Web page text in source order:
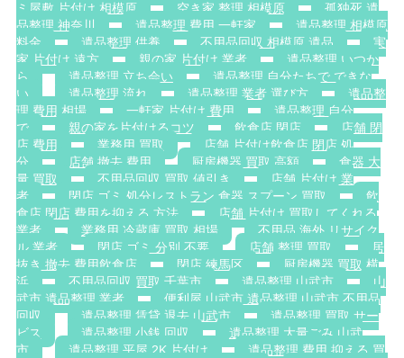
ミ屋敷 片付け 相模原
空き家 整理 相模原
孤独死 遺
品整理 神奈川
遺品整理 費用 一軒家
遺品整理 相模原
料金
遺品整理 供養 不用品回収 相模原 遺品
実
家 片付け 遠方
親の家 片付け 業者
遺品整理 いつか
ら
遺品整理 立ち会い
遺品整理 自分たちで できな
い
遺品整理 流れ 遺品整理 業者 選び方
遺品整
理 費用 相場
一軒家 片付け 費用
遺品整理 自分
で
親の家を片付けるコツ 飲食店 閉店
店舗 閉
店 費用
業務用 買取
店舗 片付け飲食店 閉店 処
分
店舗 撤去 費用 厨房機器 買取 高額
食器 大
量 買取
不用品回収 買取 値引き
店舗 片付け 業
者
閉店 ゴミ 処分レストラン 食器 スプーン 買取
飲
食店 閉店 費用を抑える 方法
店舗 片付け 買取してくれる
業者
業務用 冷蔵庫 買取 相場
不用品 海外 リサイク
ル 業者
閉店 ゴミ 分別 不要 店舗 整理 買取
居
抜き 撤去 費用飲食店
閉店 練馬区
厨房機器 買取 横
浜
不用品回収 買取 千葉市 遺品整理 山武市
山
武市 遺品整理 業者
便利屋 山武市 遺品整理 山武市 不用品
回収
遺品整理 賃貸 退去 山武市
遺品整理 買取 サー
ビス
遺品整理 小銭 回収
遺品整理 大量ごみ 山武
市
遺品整理 平屋 2K 片付け
遺品整理 費用 抑える 買